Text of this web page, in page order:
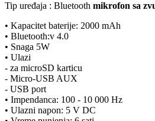
Tip uređaja : Bluetooth mikrofon sa
• Kapacitet baterije: 2000 mAh
• Bluetooth:v 4.0
• Snaga 5W
• Ulazi
- za microSD karticu
- Micro-USB AUX
- USB port
• Impendanca: 100 - 10 000 Hz
• Ulazni napon: 5 V DC